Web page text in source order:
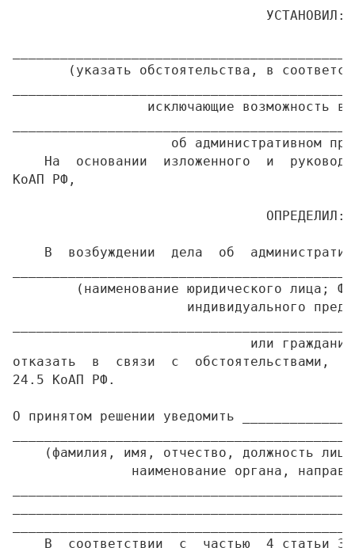
                                УСТАНОВИЛ:
(указать обстоятельства, в
исключающие возможность
об административном
На  основании  изложенного  и
КоАП РФ,
                                ОПРЕДЕЛИЛ:
В  возбуждении  дела  об
(наименование юридического лица;
индивидуального
или
отказать  в  связи  с  обстоятельствами,
24.5 КоАП РФ.
О принятом решении уведомить
(фамилия, имя, отчество, должность
наименование органа,
В  соответствии  с  частью  4 статьи